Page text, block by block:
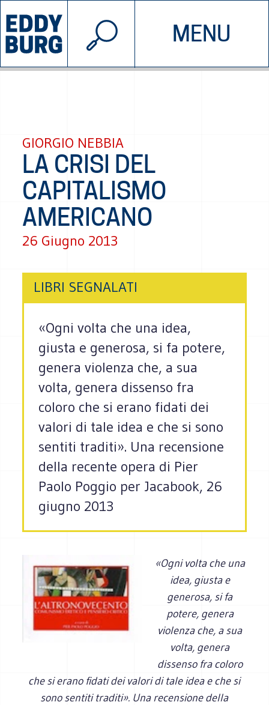
MENU
INIZIATIVE CHI SIAMO
© 2026 EDDYBURG
GIORGIO NEBBIA
LA CRISI DEL
CAPITALISMO
AMERICANO
26 Giugno 2013
LIBRI SEGNALATI
«Ogni volta che una idea,
giusta e generosa, si fa potere,
genera violenza che, a sua
volta, genera dissenso fra
coloro che si erano fidati dei
valori di tale idea e che si sono
sentiti traditi». Una recensione
della recente opera di Pier
Paolo Poggio per Jacabook, 26
giugno 2013
«Ogni volta che una
idea, giusta e
generosa, si fa
potere, genera
violenza che, a sua
volta, genera
dissenso fra coloro
che si erano fidati dei valori di tale idea e che si
sono sentiti traditi». Una recensione della